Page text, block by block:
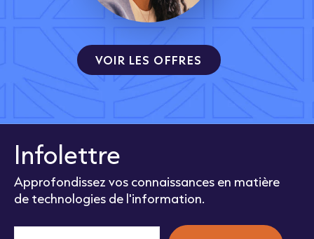
VOIR LES OFFRES
Infolettre
Approfondissez vos connaissances en matière
de technologies de l'information.